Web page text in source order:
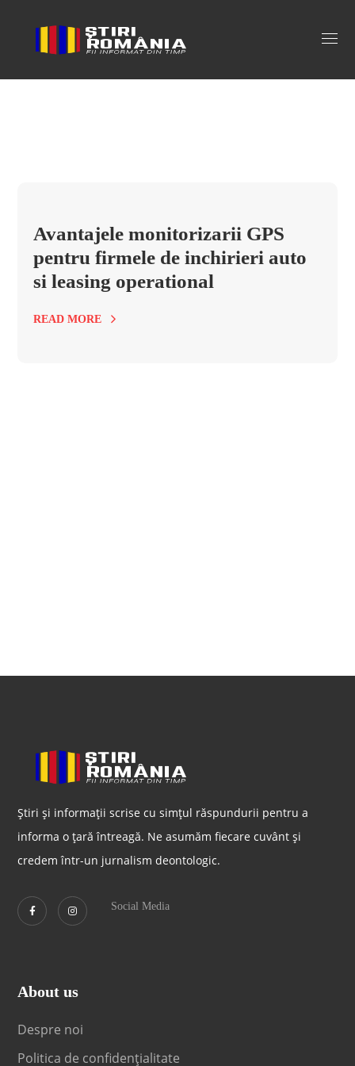
monitorizare gps Tag
Avantajele monitorizarii GPS
pentru firmele de inchirieri auto
si leasing operational
READ MORE
Știri și informații scrise cu simțul răspundurii pentru a
informa o țară întreagă. Ne asumăm fiecare cuvânt și
credem într-un jurnalism deontologic.
Social Media
About us
Despre noi
Politica de confidențialitate